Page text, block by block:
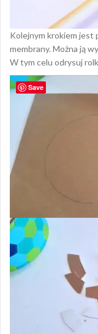
Kolejnym krokiem jest
membrany. Można ją
W tym celu odrysuj
Save